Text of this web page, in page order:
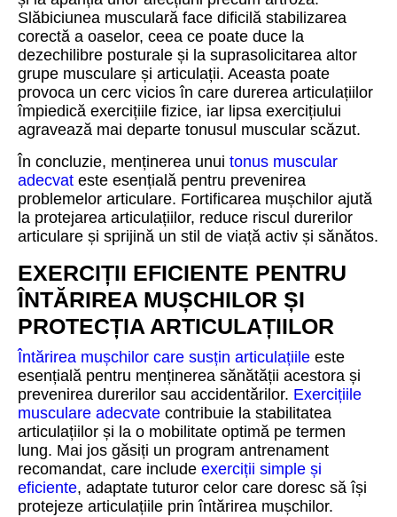
Slăbiciunea musculară face dificilă stabilizarea
corectă a oaselor, ceea ce poate duce la
dezechilibre posturale și la suprasolicitarea altor
grupe musculare și articulații. Aceasta poate
provoca un cerc vicios în care durerea articulațiilor
împiedică exercițiile fizice, iar lipsa exercițiului
agravează mai departe tonusul muscular scăzut.
În concluzie, menținerea unui tonus muscular
adecvat este esențială pentru prevenirea
problemelor articulare. Fortificarea mușchilor ajută
la protejarea articulațiilor, reduce riscul durerilor
articulare și sprijină un stil de viață activ și sănătos.
EXERCIȚII EFICIENTE PENTRU
ÎNTĂRIREA MUȘCHILOR ȘI
PROTECȚIA ARTICULAȚIILOR
Întărirea mușchilor care susțin articulațiile este
esențială pentru menținerea sănătății acestora și
prevenirea durerilor sau accidentărilor. Exercițiile
musculare adecvate contribuie la stabilitatea
articulațiilor și la o mobilitate optimă pe termen
lung. Mai jos găsiți un program antrenament
recomandat, care include exerciții simple și
eficiente, adaptate tuturor celor care doresc să își
protejeze articulațiile prin întărirea mușchilor.